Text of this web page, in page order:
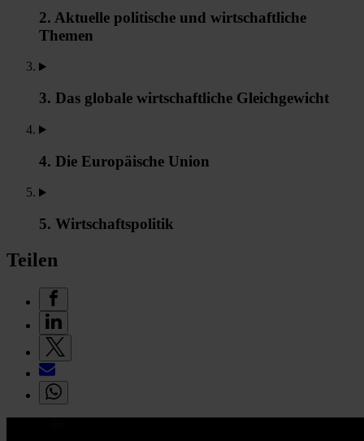
2. Aktuelle politische und wirtschaftliche
Themen
3. Das globale wirtschaftliche Gleichgewicht
4. Die Europäische Union
5. Wirtschaftspolitik
Teilen